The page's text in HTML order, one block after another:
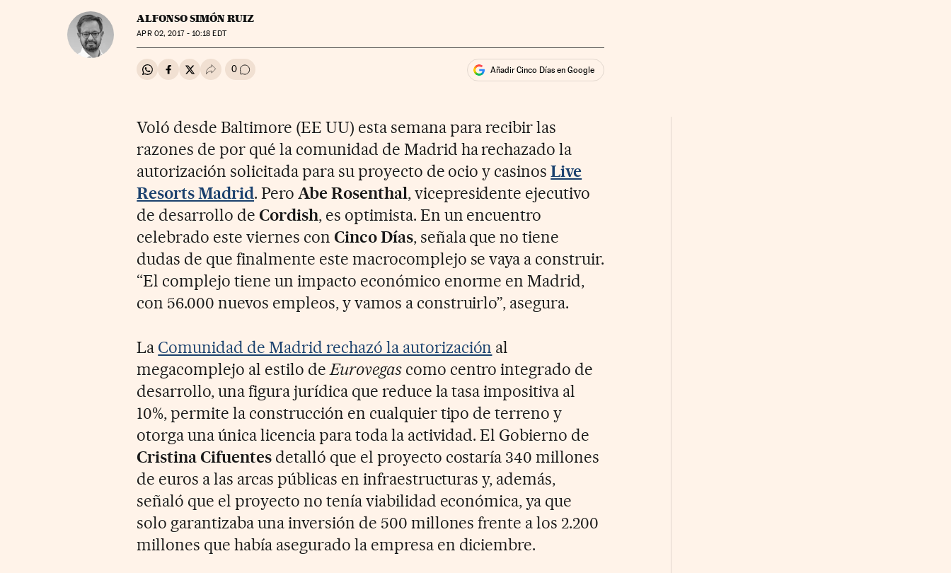
ALFONSO SIMÓN RUIZ
APR02, 2017 - 10:18 EDT
Compartir en Whatsapp
Compartir en Facebook
Compartir en Twitter
Desplegar Redes Sociales
0 Ir a los comentarios Añadir Cinco Días en Google
Voló desde Baltimore (EE UU) esta semana para recibir las
razones de por qué la comunidad de Madrid ha rechazado la
autorización solicitada para su proyecto de ocio y casinosLive
Resorts Madrid. Pero Abe Rosenthal, vicepresidente ejecutivo
de desarrollo de Cordish, es optimista. En un encuentro
celebrado este viernes con Cinco Días, señala que no tiene
dudas de que finalmente este macrocomplejo se vaya a construir.
“El complejo tiene un impacto económico enorme en Madrid,
con 56.000 nuevos empleos, y vamos a construirlo”, asegura.
La Comunidad de Madrid rechazó la autorización al
megacomplejo al estilo deEurovegascomo centro integrado de
desarrollo, una figura jurídica que reduce la tasa impositiva al
10%, permite la construcción en cualquier tipo de terreno y
otorga una única licencia para toda la actividad. El Gobierno de
Cristina Cifuentes detalló que el proyecto costaría 340 millones
de euros a las arcas públicas en infraestructuras y, además,
señaló que el proyecto no tenía viabilidad económica, ya que
solo garantizaba una inversión de 500 millones frente a los 2.200
millones que había asegurado la empresa en diciembre.